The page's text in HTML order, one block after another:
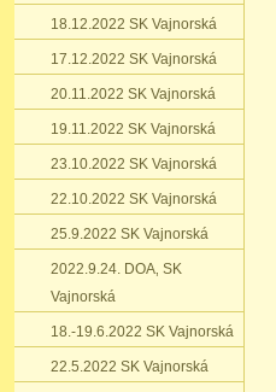
18.12.2022 SK Vajnorská
17.12.2022 SK Vajnorská
20.11.2022 SK Vajnorská
19.11.2022 SK Vajnorská
23.10.2022 SK Vajnorská
22.10.2022 SK Vajnorská
25.9.2022 SK Vajnorská
2022.9.24. DOA‚ SK
Vajnorská
18.-19.6.2022 SK Vajnorská
22.5.2022 SK Vajnorská